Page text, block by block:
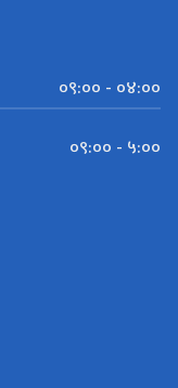
०९:०० - ०४:००
०९:०० - ५:००